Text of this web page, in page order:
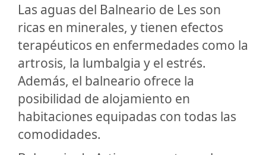
Las aguas del Balneario de Les son
ricas en minerales, y tienen efectos
terapéuticos en enfermedades como la
artrosis, la lumbalgia y el estrés.
Además, el balneario ofrece la
posibilidad de alojamiento en
habitaciones equipadas con todas las
comodidades.